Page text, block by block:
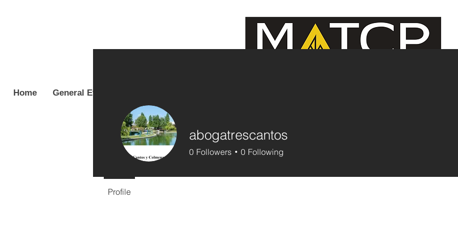
Home General Event Info
abogatrescantos
0 Followers 0 Following
Profile